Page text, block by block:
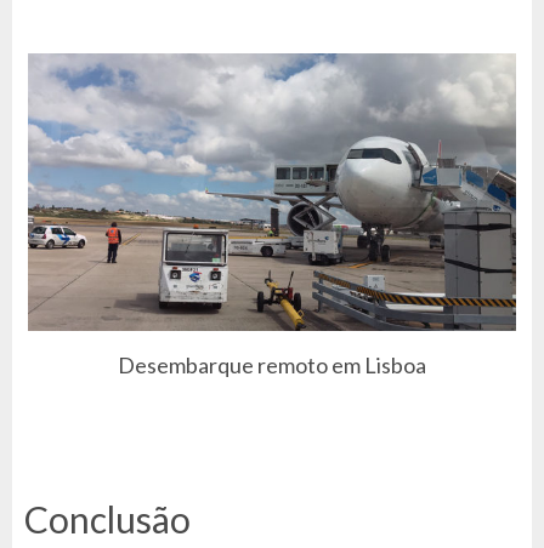
Desembarque remoto em Lisboa
Conclusão